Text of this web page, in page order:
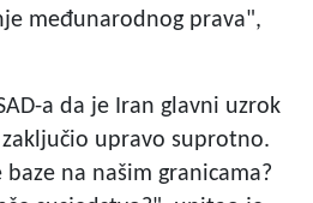
međunarodnog prava",
a da je Iran glavni uzrok
upravo suprotno.
na našim granicama?